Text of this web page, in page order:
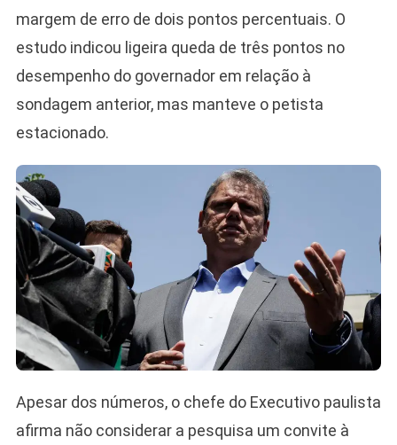
margem de erro de dois pontos percentuais. O
estudo indicou ligeira queda de três pontos no
desempenho do governador em relação à
sondagem anterior, mas manteve o petista
estacionado.
Apesar dos números, o chefe do Executivo paulista
afirma não considerar a pesquisa um convite à